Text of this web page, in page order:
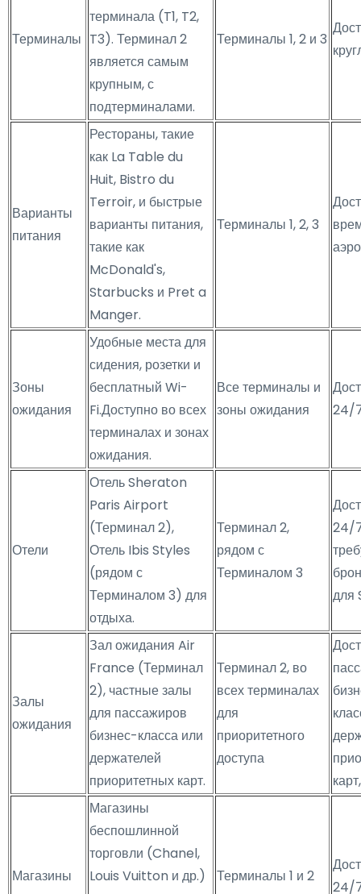
Терминалы
терминала (T1, T2,
T3). Терминал 2
является самым
крупным, с
подтерминалами.
Терминалы 1, 2 и 3
Варианты
питания
Рестораны, такие
как La Table du
Huit, Bistro du
Terroir, и быстрые
варианты питания,
такие как
McDonald's,
Starbucks и Pret a
Manger.
Терминалы 1, 2, 3
Зоны
ожидания
Удобные места для
сидения, розетки и
бесплатный Wi-
Fi.Доступно во всех
терминалах и зонах
ожидания.
Все терминалы и
зоны ожидания
24/
Отели
Отель Sheraton
Paris Airport
(Терминал 2),
Отель Ibis Styles
(рядом с
Терминалом 3) для
отдыха.
Терминал 2,
рядом с
Терминалом 3
24/
для
Залы
ожидания
Зал ожидания Air
France (Терминал
2), частные залы
для пассажиров
бизнес-класса или
держателей
приоритетных карт.
Терминал 2, во
всех терминалах
для
приоритетного
доступа
Магазины
Магазины
беспошлинной
торговли (Chanel,
Louis Vuitton и др.)
Терминалы 1 и 2
24/